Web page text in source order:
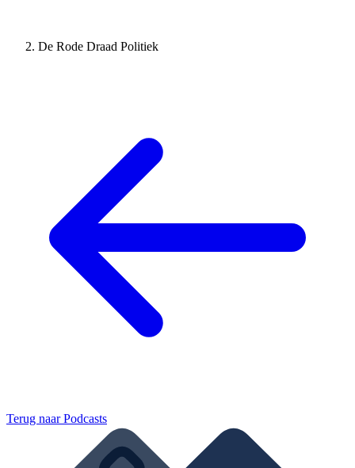
De Rode Draad Politiek
Terug naarPodcasts